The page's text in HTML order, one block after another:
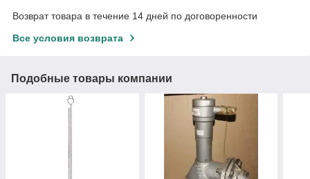
Возврат товара в течение 14 дней по договоренности
Все условия возврата
Подобные товары компании